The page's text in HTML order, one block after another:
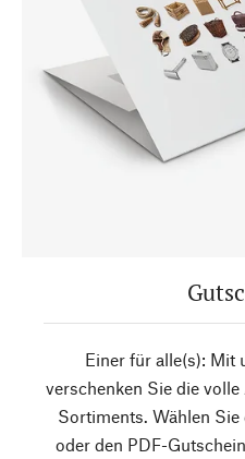
Einer für alle(s): Mit
verschenken Sie die
Sortiments. Wählen
oder den PDF-